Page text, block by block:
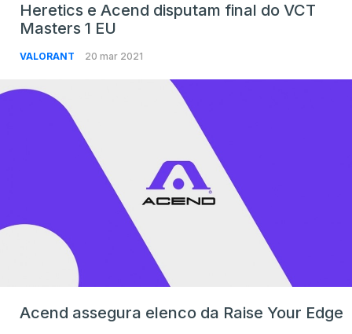
Heretics e Acend disputam final do VCT
Masters 1 EU
VALORANT 20 mar 2021
Acend assegura elenco da Raise Your Edge